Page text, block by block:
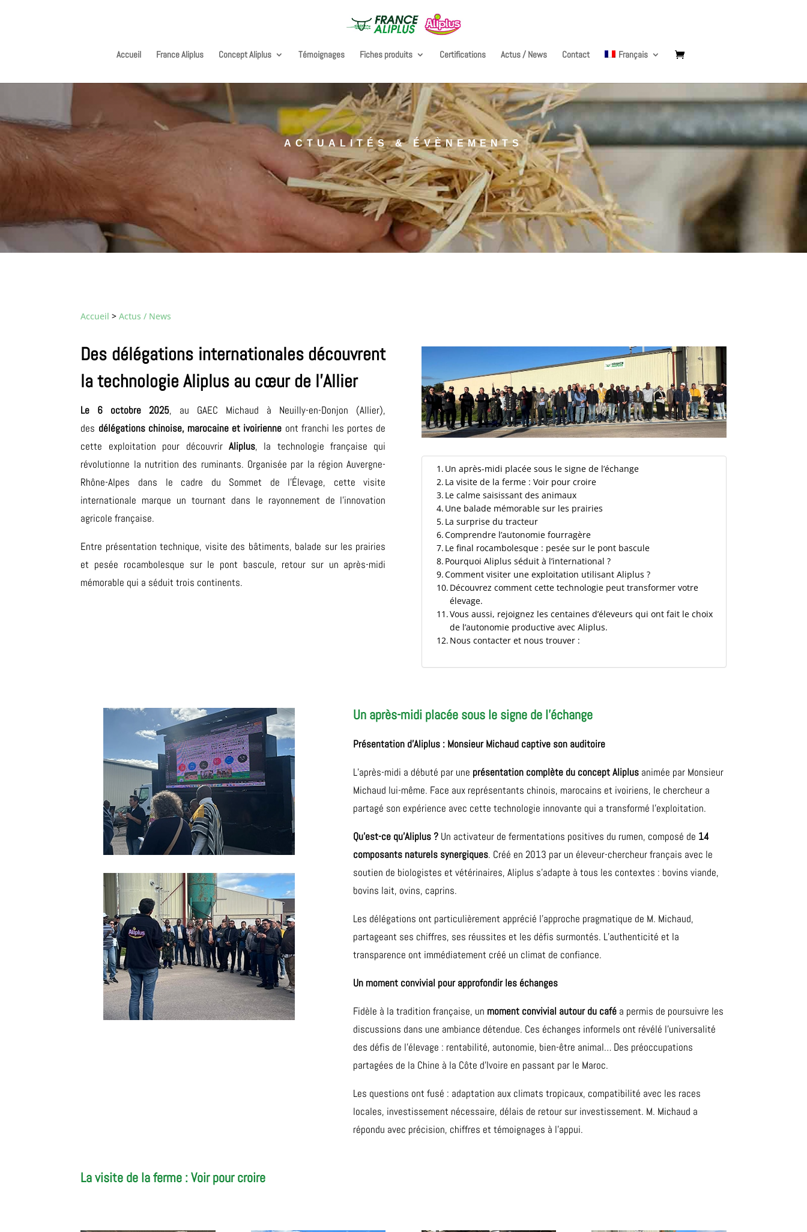
Accueil France Aliplus Concept Aliplus Témoignages Fiches produits Certifications Actus / News Contact Français
ACTUALITÉS & ÉVÈNEMENTS
Accueil >Actus / News
Des délégations internationales découvrent
la technologie Aliplus au cœur de l’Allier
Le 6 octobre 2025, au GAEC Michaud à Neuilly-en-Donjon (Allier),
des délégations chinoise, marocaine et ivoirienne ont franchi les portes de
cette exploitation pour découvrir Aliplus, la technologie française qui
révolutionne la nutrition des ruminants. Organisée par la région Auvergne-
Rhône-Alpes dans le cadre du Sommet de l’Élevage, cette visite
internationale marque un tournant dans le rayonnement de l’innovation
agricole française.
Entre présentation technique, visite des bâtiments, balade sur les prairies
et pesée rocambolesque sur le pont bascule, retour sur un après-midi
mémorable qui a séduit trois continents.
Un après-midi placée sous le signe de l’échange
La visite de la ferme : Voir pour croire
Le calme saisissant des animaux
Une balade mémorable sur les prairies
La surprise du tracteur
Comprendre l’autonomie fourragère
Le final rocambolesque : pesée sur le pont bascule
Pourquoi Aliplus séduit à l’international ?
Comment visiter une exploitation utilisant Aliplus ?
Découvrez comment cette technologie peut transformer votre
élevage.
Vous aussi, rejoignez les centaines d’éleveurs qui ont fait le choix
de l’autonomie productive avec Aliplus.
Nous contacter et nous trouver :
Un après-midi placée sous le signe de l’échange
Présentation d’Aliplus : Monsieur Michaud captive son auditoire
L’après-midi a débuté par une présentation complète du concept Aliplus animée par Monsieur
Michaud lui-même. Face aux représentants chinois, marocains et ivoiriens, le chercheur a
partagé son expérience avec cette technologie innovante qui a transformé l’exploitation.
Qu’est-ce qu’Aliplus ? Un activateur de fermentations positives du rumen, composé de 14
composants naturels synergiques. Créé en 2013 par un éleveur-chercheur français avec le
soutien de biologistes et vétérinaires, Aliplus s’adapte à tous les contextes : bovins viande,
bovins lait, ovins, caprins.
Les délégations ont particulièrement apprécié l’approche pragmatique de M. Michaud,
partageant ses chiffres, ses réussites et les défis surmontés. L’authenticité et la
transparence ont immédiatement créé un climat de confiance.
Un moment convivial pour approfondir les échanges
Fidèle à la tradition française, un moment convivial autour du café a permis de poursuivre les
discussions dans une ambiance détendue. Ces échanges informels ont révélé l’universalité
des défis de l’élevage : rentabilité, autonomie, bien-être animal… Des préoccupations
partagées de la Chine à la Côte d’Ivoire en passant par le Maroc.
Les questions ont fusé : adaptation aux climats tropicaux, compatibilité avec les races
locales, investissement nécessaire, délais de retour sur investissement. M. Michaud a
répondu avec précision, chiffres et témoignages à l’appui.
La visite de la ferme : Voir pour croire